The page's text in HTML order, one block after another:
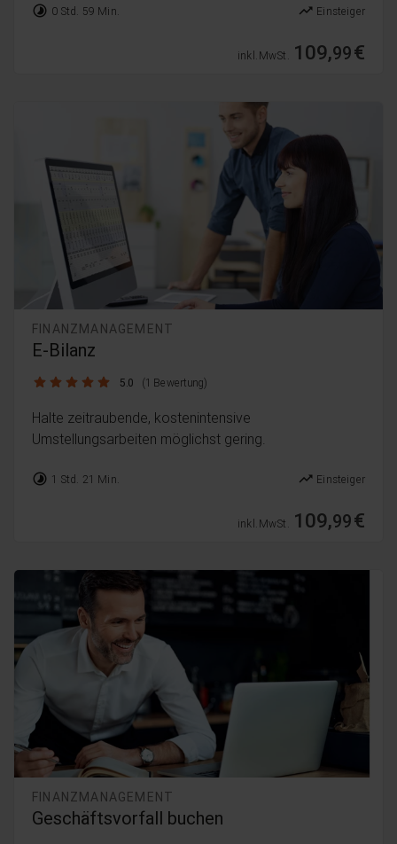
timelapse 0 Std. 59 Min. trending_up Einsteiger
inkl. MwSt. 109,99€
FINANZMANAGEMENT
E-Bilanz
5.0 / 5 5.0 (1 Bewertung)
Halte zeitraubende, kostenintensive
Umstellungsarbeiten möglichst gering.
timelapse 1 Std. 21 Min. trending_up Einsteiger
inkl. MwSt. 109,99€
FINANZMANAGEMENT
Geschäftsvorfall buchen